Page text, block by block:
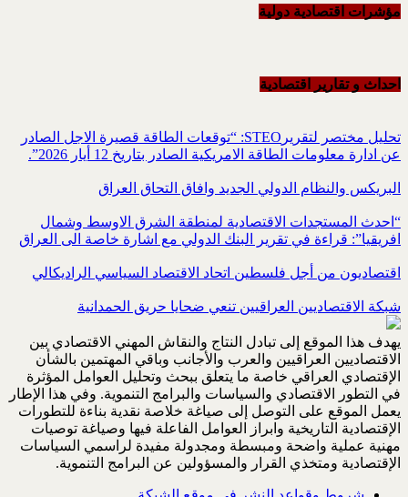
مؤشرات اقتصادية دولية
احداث و تقاریر اقتصادیة
تحليل مختصر لتقريرSTEO‏: “توقعات الطاقة قصيرة الاجل الصادر
عن ادارة معلومات الطاقة الامريكية ‏الصادر بتاريخ 12 أيار 2026”.‏
البريكس والنظام الدولي الجديد وافاق التحاق العراق
“احدث المستجدات الاقتصادية لمنطقة الشرق الاوسط وشمال
افريقيا”: قراءة في تقرير البنك الدولي مع اشارة خاصة الى العراق
اقتصاديون من أجل فلسطين اتحاد الاقتصاد السياسي الراديكالي
شبكة الاقتصاديين العراقيين تنعي ضحايا حريق الحمدانية
يهدف هذا الموقع إلى تبادل النتاج والنقاش المهني الاقتصادي بين
الاقتصاديين العراقيين والعرب والأجانب وباقي المهتمين بالشأن
الإقتصادي العراقي خاصة ما يتعلق ببحث وتحليل العوامل المؤثرة
في التطور الاقتصادي والسياسات والبرامج التنموية. وفي هذا الإطار
يعمل الموقع على التوصل إلى صياغة خلاصة نقدية بناءة للتطورات
الإقتصادية التاريخية وابراز العوامل الفاعلة فيها وصياغة توصيات
مهنية عملية واضحة ومبسطة ومجدولة مفيدة لراسمي السياسات
الإقتصادية ومتخذي القرار والمسؤولين عن البرامج التنموية.